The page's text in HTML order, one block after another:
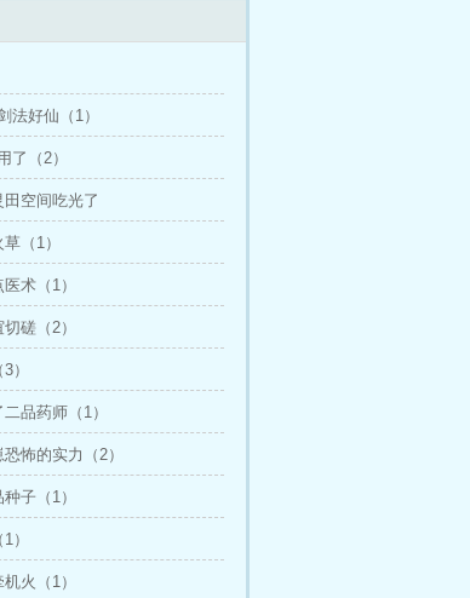
法好仙（1）
了（2）
空间吃光了
（1）
术（1）
磋（2）
）
品药师（1）
怖的实力（2）
子（1）
）
火（1）